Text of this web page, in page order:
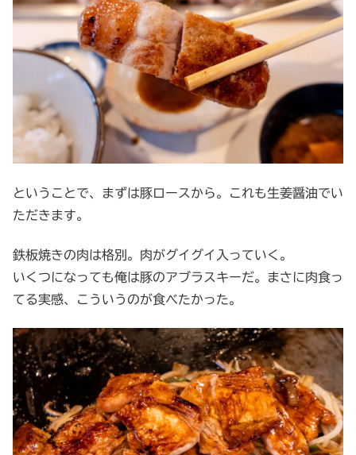
ということで、まずは豚ロースから。これも生姜醤油でい
ただきます。
鉄板焼きの肉は格別。肉がグイグイ入っていく。
いくつになっても俺は豚のアブラスキーだ。まさに肉食っ
てる実感、こういうのが食べたかった。